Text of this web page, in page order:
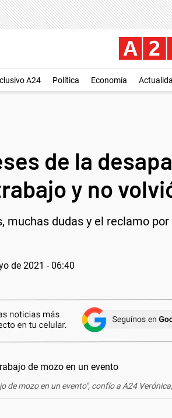
A24 Política Economía
de la
y no
muchas dudas y el reclamo
de 2021 - 06:40
de mozo en un evento", confío a A24